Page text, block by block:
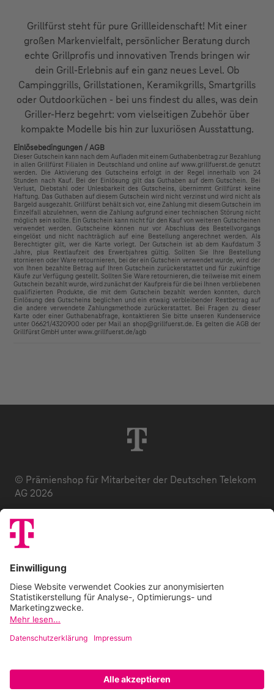
Grillfürst steht für pure Grillleidenschaft! Mit einer
großen Markenvielfalt, persönlicher Beratung durch
echte Grillprofis und innovativen Trends bringen wir
dein Grill-Erlebnis auf ein ganz neues Level. Ob
Campinggrills, Grillstationen, Keramikgrills, Smartgrills
oder Outdoorküchen - bei uns findest du alles, was dein
Griller-Herz begehrt: vom vielseitigen Zubehör über
kompakte Modelle bis hin zur luxuriösen Ausstattung.
Einlösebedingungen / AGB
Dieser Gutschein kann nach dem Aufladen mit einem Guthabenbetrag zur Bezahlung
in allen Grillfürst Filialen in Deutschland und online auf www.grillfuerst.de genutzt
werden. Die Aktivierung des Gutscheins erfolgt in der Regel innerhalb von 24
Stunden nach Kauf. Bei der Einlösung gilt das Guthaben auf dem Gutschein. Bei
Verlust, Diebstahl oder Unlesbarkeit des Gutscheins, übernimmt Grillfürst keine
Haftung. Das Guthaben auf diesem Gutschein wird nicht verzinst und wird nicht als
Bargeld ausgezahlt. Grillfürst behält sich vor, eine Zahlung mit diesem Gutschein im
Einzelfall abzulehnen, wenn die Zahlung aufgrund einer technischen Störung nicht
möglich sein sollte. Ein Gutschein kann nicht für den Kauf von weiteren Gutscheinen
verwendet werden. Gutscheine können nur vor Abschluss des Bestellvorgangs
eingelöst und nicht nachträglich auf eine Bestellung angerechnet werden. Als
Berechtigter gilt, wer die Karte vorlegt. Der Gutschein ist ab dem Kaufdatum 3
Jahre, plus Restlaufzeit des Erwerbjahres gültig. Sollten Sie Ihre Bestellung
stornieren oder Ware retournieren, bei der ein Gutschein verwendet wurde, wird der
von Ihnen bezahlte Betrag auf Ihren Gutschein zurückerstattet und für zukünftige
Käufe zur Verfügung gestellt. Sollten Sie Ware retournieren, die teilweise mit einem
Gutschein bezahlt wurde, wird zunächst der Kaufpreis für die bei Ihnen verbliebenen
qualifizierten Produkte, die mit dem Gutschein bezahlt werden konnten, durch
Einlösung des Gutscheins beglichen und ein etwaig verbleibender Restbetrag auf
die andere verwendete Zahlungsmethode zurückerstattet. Bei Fragen zu dieser
Karte oder einer Guthabenabfrage, kontaktieren Sie bitte unseren Kundenservice
unter 06621/4320900 oder per Mail an shop@grillfuerst.de. Es gelten die AGB der
Grillfürst GmbH unter www.grillfuerst.de/agb
© Prämienshop für Mitarbeiter der Deutschen Telekom
AG 2026
Datenschutz
Impressum
Zuzahlung
E-Codes
FAQ